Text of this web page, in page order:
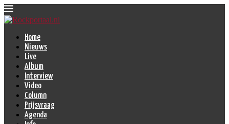
Home
Nieuws
Live
Album
Interview
Video
Column
Prijsvraag
Agenda